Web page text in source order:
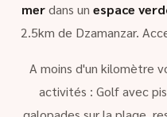
merdans un espace
2.5km de Dzamanzar.
A moins d'un kilomètre
activités : Golf avec